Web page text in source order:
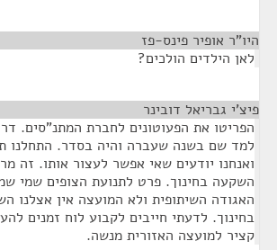
היו"ר אופיר פינס-פז
לאן הילדים הולכים?
פיצ'י גבריאל דובינר
הפריטו את הפעוטונים לחברת המתנ"סים.
למד שם בשנה שעברה והיה בסדר. התחלנו
ואנחנו יודעים שאי אפשר לעצור אותו. זה
השקעה בחינוך. פרט לתנועת הצופים שמי
האגודה השיתופית ולא המועצה אין אצלנו
בחינוך. לדעתי חייבים לקבוע לוח זמנים
קציר למועצה האזורית מנשה.